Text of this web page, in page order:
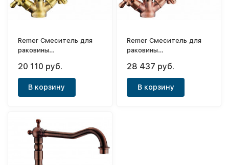
Remer Смеситель для
раковины
изливом типа (латунь)
Antique
20 110 руб.
В корзину
Remer Смеситель для
раковины
изливом типа (красная
бронза) Antique
28 437 руб.
В корзину